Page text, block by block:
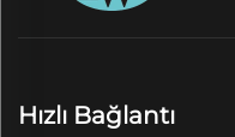
Hızlı Bağlantı